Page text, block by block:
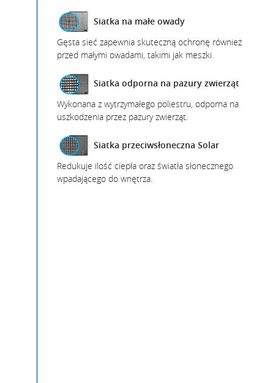
Siatka na małe owady
Gęsta sieć zapewnia skuteczną ochronę również
przed małymi owadami, takimi jak meszki.
Siatka odporna na pazury zwierząt
Wykonana z wytrzymałego poliestru, odporna na
uszkodzenia przez pazury zwierząt.
Siatka przeciwsłoneczna Solar
Redukuje ilość ciepła oraz światła słonecznego
wpadającego do wnętrza.